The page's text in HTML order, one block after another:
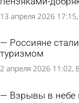
13 апреля 2026 17:15
Россияне
туризмом
2 апреля 2026 11:02
Взрывы в небе